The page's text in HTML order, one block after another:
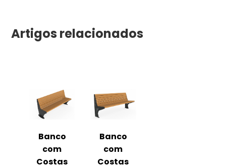
Artigos relacionados
Banco
com
Costas
Banco
com
Costas